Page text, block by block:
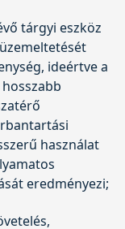
tárgyi eszköz
ideértve a
használat
eredményezi;